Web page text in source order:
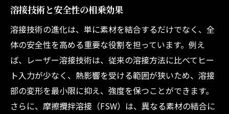
溶接技術と安全性の相乗効果
溶接技術の進化は、単に素材を結合するだけでなく、全
体の安全性を高める重要な役割を担っています。例え
ば、レーザー溶接技術は、従来の溶接方法に比べてヒー
ト入力が少なく、熱影響を受ける範囲が狭いため、溶接
部の変形を最小限に抑え、強度を保つことができます。
さらに、摩擦攪拌溶接（FSW）は、異なる素材の結合に